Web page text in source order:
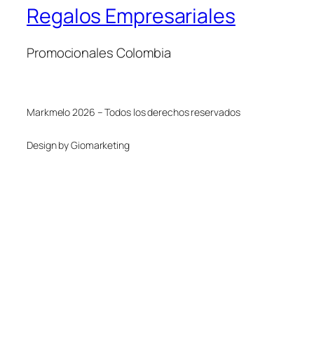
Regalos Empresariales
Promocionales Colombia
Markmelo 2026 – Todos los derechos reservados
Design by Giomarketing